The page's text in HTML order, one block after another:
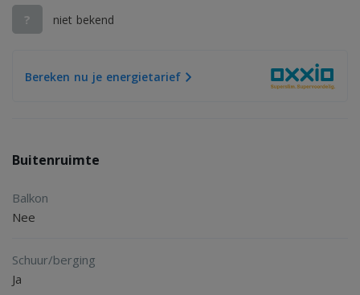
?
niet bekend
Bereken nu je energietarief
Buitenruimte
Balkon
Nee
Schuur/berging
Ja